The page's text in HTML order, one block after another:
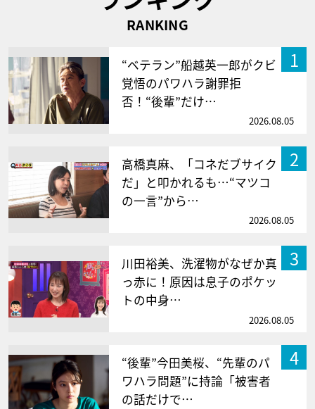
RANKING
1
“ベテラン”船越英一郎がクビ
覚悟のパワハラ謝罪拒
否！“後輩”だけ…
2026.08.05
2
高橋真麻、「コネだブサイク
だ」と叩かれるも…“マツコ
の一言”から…
2026.08.05
3
川田裕美、洗濯物がなぜか真
っ赤に！原因は息子のポケッ
トの中身…
2026.08.05
4
“後輩”今田美桜、“先輩のパ
ワハラ問題”に持論「被害者
の話だけで…